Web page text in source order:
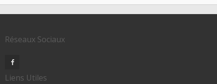
Réseaux Sociaux
Liens Utiles